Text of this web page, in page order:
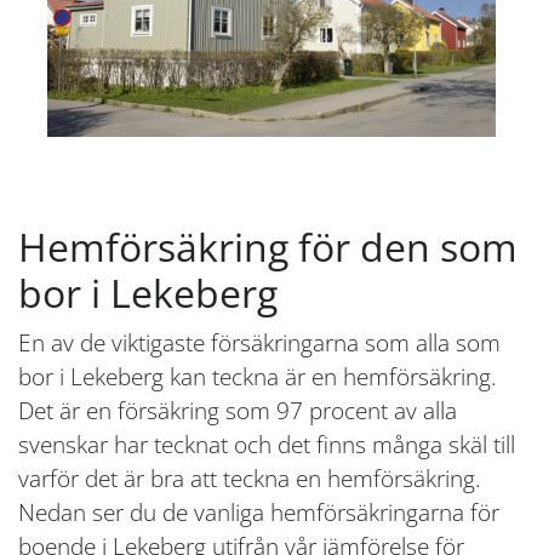
Hemförsäkring för den som
bor i Lekeberg
En av de viktigaste försäkringarna som alla som
bor i Lekeberg kan teckna är en hemförsäkring.
Det är en försäkring som 97 procent av alla
svenskar har tecknat och det finns många skäl till
varför det är bra att teckna en hemförsäkring.
Nedan ser du de vanliga hemförsäkringarna för
boende i Lekeberg utifrån vår jämförelse för